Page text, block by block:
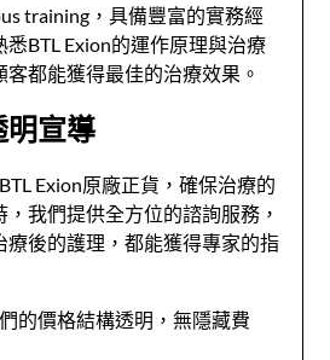
training，具備豐富的實務經
BTL Exion的運作原理與治療
都能獲得最佳的治療效果。
明宣導
Exion原廠正貨，確保治療的
我們提供全方位的諮詢服務，
療後的護理，都能獲得專家的指
的價格結構透明，無隱藏費